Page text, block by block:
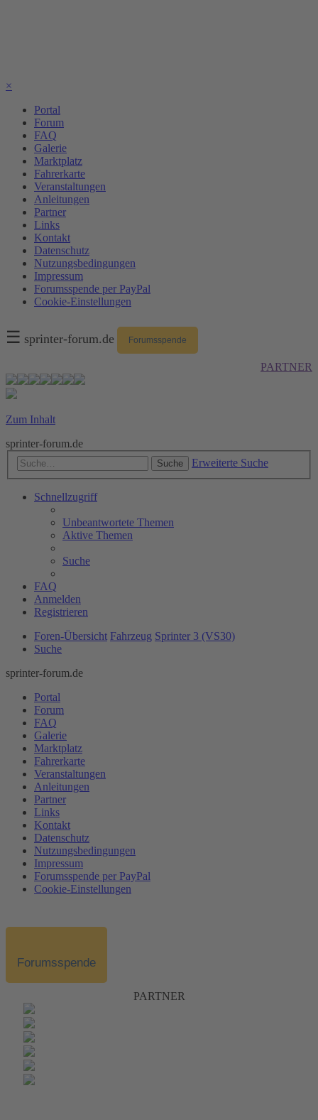
×
Portal
Forum
FAQ
Galerie
Marktplatz
Fahrerkarte
Veranstaltungen
Anleitungen
Partner
Links
Kontakt
Datenschutz
Nutzungsbedingungen
Impressum
Forumsspende per PayPal
Cookie-Einstellungen
☰ sprinter-forum.de Forumsspende
PARTNER
Zum Inhalt
sprinter-forum.de
Suche Erweiterte Suche
Schnellzugriff
Unbeantwortete Themen
Aktive Themen
Suche
FAQ
Anmelden
Registrieren
Foren-Übersicht Fahrzeug Sprinter 3 (VS30)
Suche
sprinter-forum.de
Portal
Forum
FAQ
Galerie
Marktplatz
Fahrerkarte
Veranstaltungen
Anleitungen
Partner
Links
Kontakt
Datenschutz
Nutzungsbedingungen
Impressum
Forumsspende per PayPal
Cookie-Einstellungen
Forumsspende
PARTNER